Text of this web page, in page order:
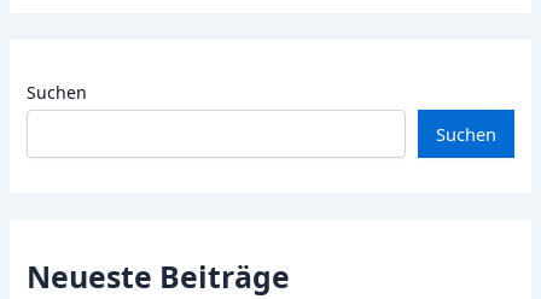
Suchen
Suchen
Neueste Beiträge